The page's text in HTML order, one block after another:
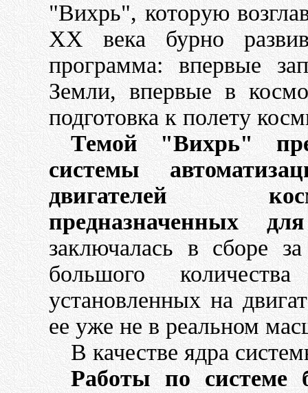
"Вихрь", которую
ХХ века бурно
программа: впервые
Земли, впервые в
подготовка к полету
Темой "Вихрь"
системы
двигателей
предназначенных
заключалась в сборе
большого
установленных на
ее уже не в реальном
В качестве ядра
Работы по